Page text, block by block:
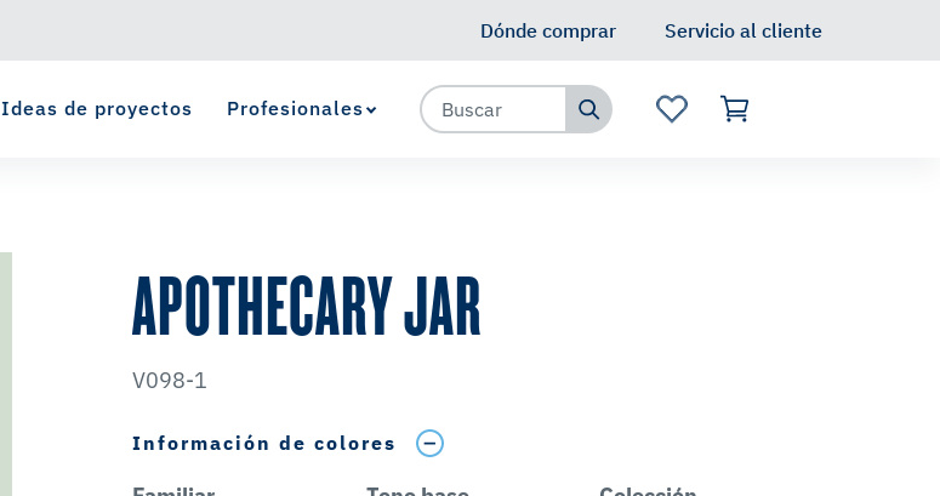
Dónde comprar
Servicio al cliente
Ideas de proyectos Profesionales
APOTHECARY JAR
V098-1
Información de colores